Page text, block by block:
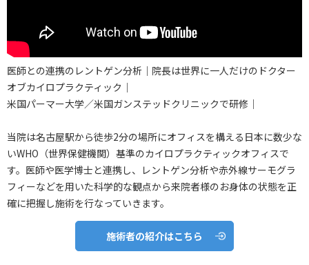
医師との連携のレントゲン分析｜院長は世界に一人だけのドクター
オブカイロプラクティック｜
米国パーマー大学／米国ガンステッドクリニックで研修｜
当院は名古屋駅から徒歩2分の場所にオフィスを構える 日本に数少な
いWHO（世界保健機関）基準のカイロプラクティックオフィスで
す。 医師や医学博士と連携し、レントゲン分析や赤外線サーモグラ
フィーなどを用いた科学的な観点から来院者様のお身体の状態を正
確に把握し施術を行なっていきます。
施術者の紹介はこちら